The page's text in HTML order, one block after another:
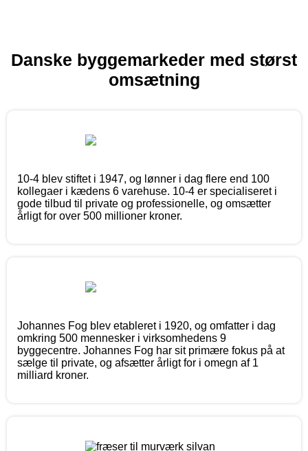
Danske byggemarkeder med størst
omsætning
10-4 blev stiftet i 1947, og lønner i dag flere end 100
kollegaer i kædens 6 varehuse. 10-4 er specialiseret i
gode tilbud til private og professionelle, og omsætter
årligt for over 500 millioner kroner.
Johannes Fog blev etableret i 1920, og omfatter i dag
omkring 500 mennesker i virksomhedens 9
byggecentre. Johannes Fog har sit primære fokus på at
sælge til private, og afsætter årligt for i omegn af 1
milliard kroner.